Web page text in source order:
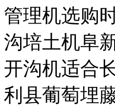
管理机选购
沟培土机阜
开沟机适合
利县葡萄埋